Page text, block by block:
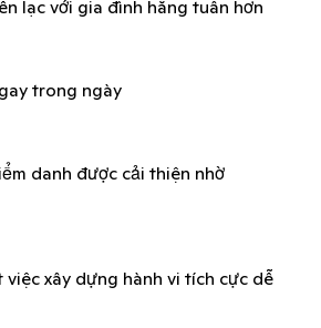
lạc với gia đình hằng tuần hơn
trong ngày
danh được cải thiện nhờ
xây dựng hành vi tích cực dễ